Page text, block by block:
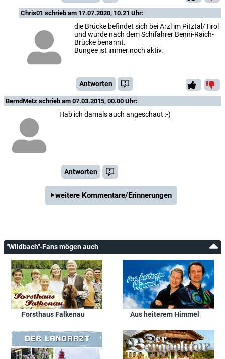
Chris01 schrieb am 17.07.2020, 10.21 Uhr:
die Brücke befindet sich bei Arzl im Pitztal/Tirol
und wurde nach dem Schifahrer Benni-Raich-
Brücke benannt.
Bungee ist immer noch aktiv.
Antworten
BerndMetz schrieb am 07.03.2015, 00.00 Uhr:
Hab ich damals auch angeschaut :-)
Antworten
weitere Kommentare/Erinnerungen
"Wildbach"-Fans mögen auch
Forsthaus Falkenau Aus heiterem Himmel